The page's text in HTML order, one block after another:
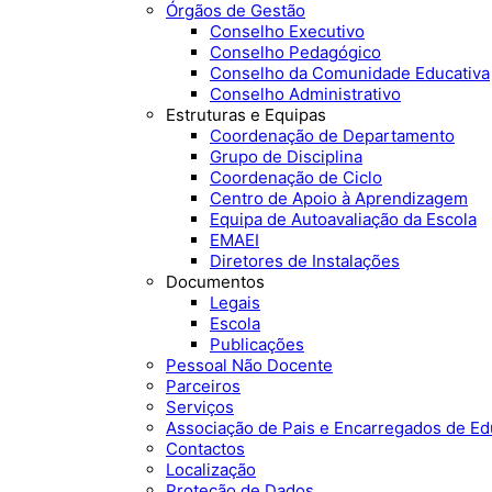
Órgãos de Gestão
Conselho Executivo
Conselho Pedagógico
Conselho da Comunidade Educativa
Conselho Administrativo
Estruturas e Equipas
Coordenação de Departamento
Grupo de Disciplina
Coordenação de Ciclo
Centro de Apoio à Aprendizagem
Equipa de Autoavaliação da Escola
EMAEI
Diretores de Instalações
Documentos
Legais
Escola
Publicações
Pessoal Não Docente
Parceiros
Serviços
Associação de Pais e Encarregados de
Contactos
Localização